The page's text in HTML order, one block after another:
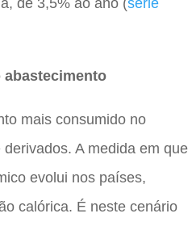
abastecimento
mais consumido no
A medida em que
evolui nos países,
calórica. É neste cenário